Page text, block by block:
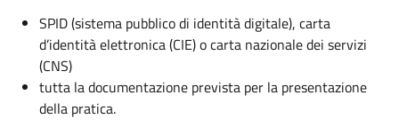
SPID (sistema pubblico di identità digitale), carta
d’identità elettronica (CIE) o carta nazionale dei servizi
(CNS)
tutta la documentazione prevista per la presentazione
della pratica.